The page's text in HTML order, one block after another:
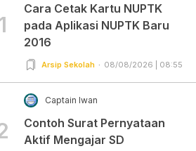
1
Cara Cetak Kartu NUPTK
pada Aplikasi NUPTK Baru
2016
Arsip Sekolah 08/08/2026 | 08:55
Captain Iwan
Contoh Surat Pernyataan
Aktif Mengajar SD